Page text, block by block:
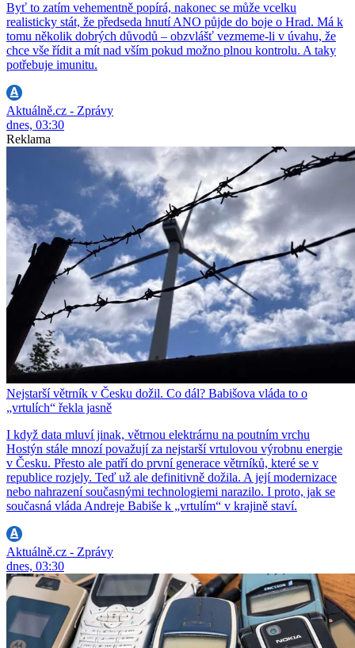
Byť to zatím vehementně popírá, nakonec se může vcelku
realisticky stát, že předseda hnutí ANO půjde do boje o Hrad. Má k
tomu několik dobrých důvodů – obzvlášť vezmeme-li v úvahu, že
chce vše řídit a mít nad vším pokud možno plnou kontrolu. A taky
potřebuje imunitu.
Aktuálně.cz - Zprávy
dnes, 03:30
Reklama
Nejstarší větrník v Česku dožil. Co dál? Babišova vláda to o
„vrtulích“ řekla jasně
I když data mluví jinak, větrnou elektrárnu na poutním vrchu
Hostýn stále mnozí považují za nejstarší vrtulovou výrobnu energie
v Česku. Přesto ale patří do první generace větrníků, které se v
republice rozjely. Teď už ale definitivně dožila. A její modernizace
nebo nahrazení současnými technologiemi narazilo. I proto, jak se
současná vláda Andreje Babiše k „vrtulím“ v krajině staví.
Aktuálně.cz - Zprávy
dnes, 03:30